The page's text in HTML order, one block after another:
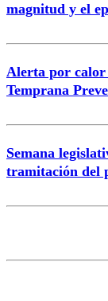
magnitud y el
Alerta por calor
Temprana
Semana
tramitación del